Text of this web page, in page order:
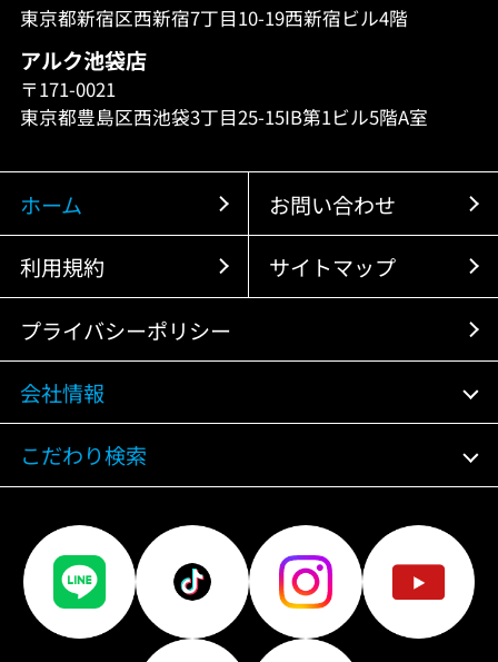
東京都新宿区西新宿7丁目10-19西新宿ビル4階
アルク池袋店
〒171-0021
東京都豊島区西池袋3丁目25-15IB第1ビル5階A室
ホーム お問い合わせ
利用規約 サイトマップ
プライバシーポリシー
会社情報
こだわり検索